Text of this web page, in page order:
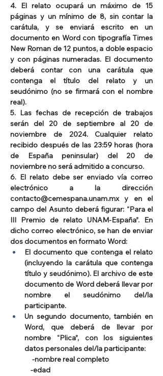
4. El relato ocupará un máximo de 15
páginas y un mínimo de 8, sin contar la
carátula, y se enviará escrito en un
documento en Word con tipografía Times
New Roman de 12 puntos, a doble espacio
y con páginas numeradas. El documento
deberá contar con una carátula que
contenga el título del relato y un
seudónimo (no se firmará con el nombre
real).
5. Las fechas de recepción de trabajos
serán del 20 de septiembre al 20 de
noviembre de 2024. Cualquier relato
recibido después de las 23:59 horas (hora
de España peninsular) del 20 de
noviembre no será admitido a concurso.
6. El relato debe ser enviado vía correo
contacto@cemespana.unam.mx y en el
campo del Asunto deberá figurar: “Para el
III Premio de relato UNAM-España”. En
dicho correo electrónico, se han de enviar
dos documentos en formato Word:
El documento que contenga el relato
(incluyendo la carátula que contenga
título y seudónimo). El archivo de este
documento de Word deberá llevar por
nombre el seudónimo del/la
participante.
Un segundo documento, también en
Word, que deberá de llevar por
nombre “Plica”, con los siguientes
datos personales del/la participante:
-nombre real completo
-edad